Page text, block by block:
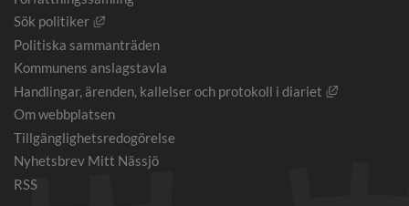
Sök politiker
Länk till annan webbplats, öppnas i nytt fönster.
Politiska sammanträden
Kommunens anslagstavla
Handlingar, ärenden, kallelser och protokoll i diariet
Länk till
Om webbplatsen
Tillgänglighetsredogörelse
Nyhetsbrev Mitt Nässjö
RSS